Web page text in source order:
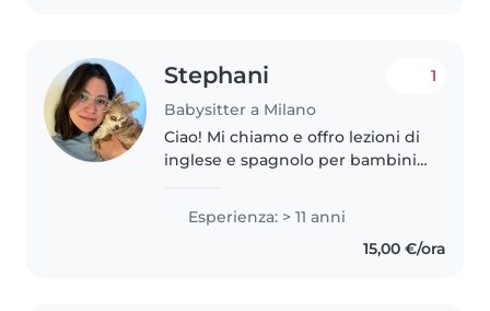
Stephani
Babysitter a Milano
1
Ciao! Mi chiamo e offro lezioni di
inglese e spagnolo per bambini
metodo è naturale e
coinvolgente, basato soprattutto
sul gioco e sull'apprendimento..
Esperienza: > 11 anni
15,00 €/ora